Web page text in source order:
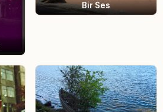
Bir Ses